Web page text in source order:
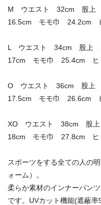
M ウエスト 32cm 股
16.5cm モモ巾 24.2cm
L ウエスト 34cm 股上
17cm モモ巾 25.4cm ヒ
O ウエスト 36cm 股上
17.5cm モモ巾 26.6cm
XO ウエスト 38cm 股
18cm モモ巾 27.8cm ヒ
スポーツをする全ての人の
ォーム）。
柔らか素材のインナーパン
です。UVカット機能(遮蔽